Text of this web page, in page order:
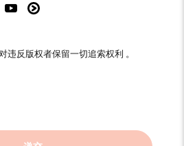
违反版权者保留一切追索权利 。